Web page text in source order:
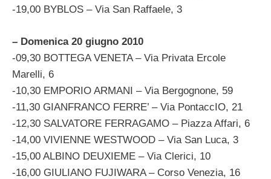
-19,00 BYBLOS – Via San Raffaele, 3
– Domenica 20 giugno 2010
-09,30 BOTTEGA VENETA – Via Privata Ercole
Marelli, 6
-10,30 EMPORIO ARMANI – Via Bergognone, 59
-11,30 GIANFRANCO FERRE’ – Via PontaccIO, 21
-12,30 SALVATORE FERRAGAMO – Piazza Affari, 6
-14,00 VIVIENNE WESTWOOD – Via San Luca, 3
-15,00 ALBINO DEUXIEME – Via Clerici, 10
-16,00 GIULIANO FUJIWARA – Corso Venezia, 16